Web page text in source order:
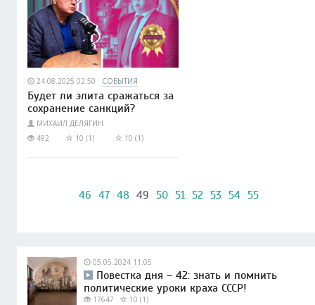
24.08.2025 02:50 СОБЫТИЯ
Будет ли элита сражаться за
сохранение санкций?
МИХАИЛ ДЕЛЯГИН
492
10 (1) 10 (1)
46 47 48 49 50 51 52 53 54 55
05.05.2024 11:05
Повестка дня – 42: знать и помнить
политические уроки краха СССР!
17647 10 (1)